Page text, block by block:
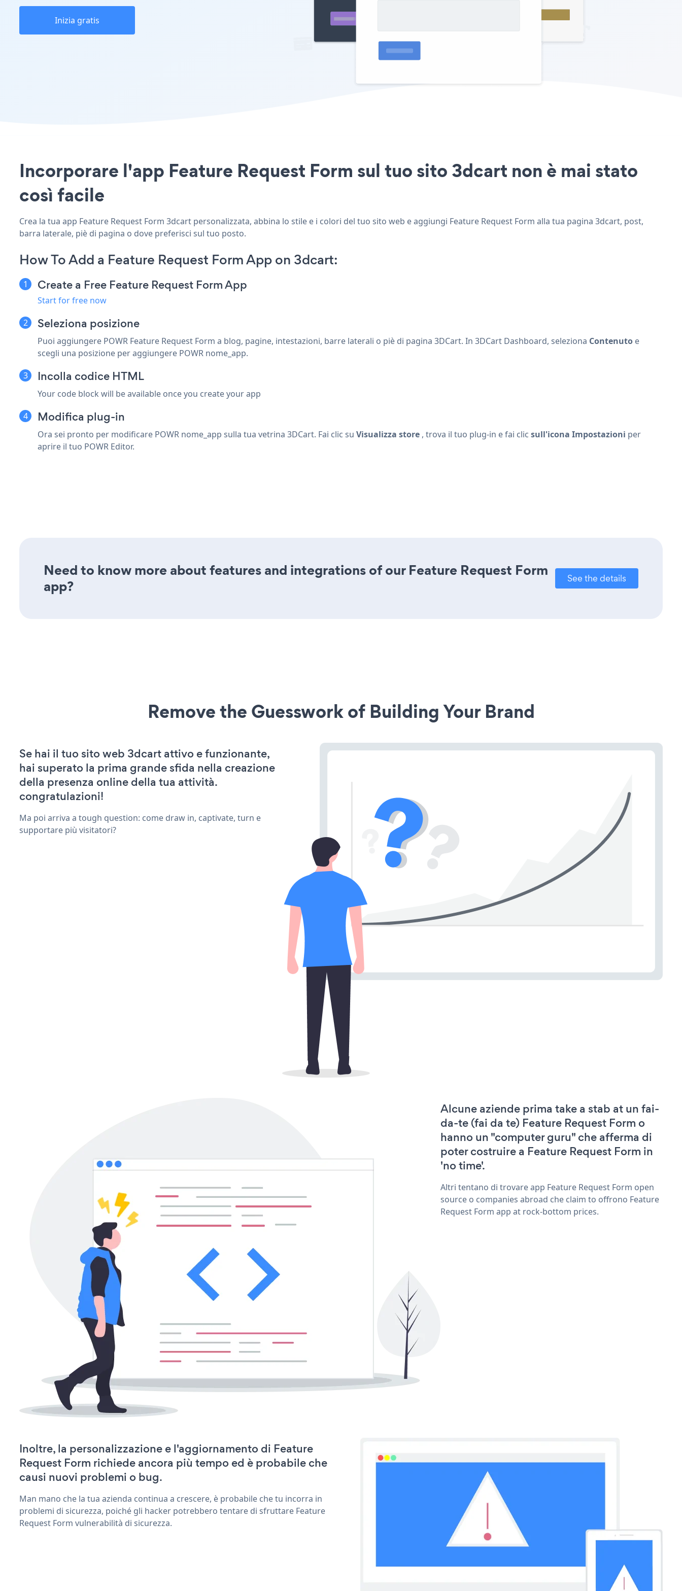
Inizia gratis
Incorporare l'app Feature Request Form sul tuo sito 3dcart non è mai stato
così facile
Crea la tua app Feature Request Form 3dcart personalizzata, abbina lo stile e i colori del tuo sito web e aggiungi Feature Request Form alla tua pagina 3dcart, post,
barra laterale, piè di pagina o dove preferisci sul tuo posto.
How To Add a Feature Request Form App on 3dcart:
Create a Free Feature Request Form App
Start for free now
Seleziona posizione
Puoi aggiungere POWR Feature Request Form a blog, pagine, intestazioni, barre laterali o piè di pagina 3DCart. In 3DCart Dashboard, seleziona Contenuto e
scegli una posizione per aggiungere POWR nome_app.
Incolla codice HTML
Your code block will be available once you create your app
Modifica plug-in
Ora sei pronto per modificare POWR nome_app sulla tua vetrina 3DCart. Fai clic su Visualizza store , trova il tuo plug-in e fai clic sull'icona Impostazioni per
aprire il tuo POWR Editor.
Need to know more about features and integrations of our Feature Request Form
app?
See the details
Remove the Guesswork of Building Your Brand
Se hai il tuo sito web 3dcart attivo e funzionante,
hai superato la prima grande sfida nella creazione
della presenza online della tua attività.
congratulazioni!
Ma poi arriva a tough question: come draw in, captivate, turn e
supportare più visitatori?
Alcune aziende prima take a stab at un fai-
da-te (fai da te) Feature Request Form o
hanno un "computer guru" che afferma di
poter costruire a Feature Request Form in
'no time'.
Altri tentano di trovare app Feature Request Form open
source o companies abroad che claim to offrono Feature
Request Form app at rock-bottom prices.
Inoltre, la personalizzazione e l'aggiornamento di Feature
Request Form richiede ancora più tempo ed è probabile che
causi nuovi problemi o bug.
Man mano che la tua azienda continua a crescere, è probabile che tu incorra in
problemi di sicurezza, poiché gli hacker potrebbero tentare di sfruttare Feature
Request Form vulnerabilità di sicurezza.